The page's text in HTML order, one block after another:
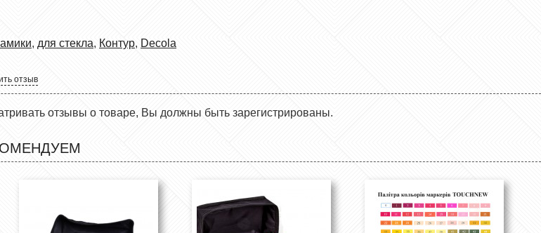
, для стекла, Контур, Decola
отзыв
отзывы о товаре, Вы должны быть зарегистрированы.